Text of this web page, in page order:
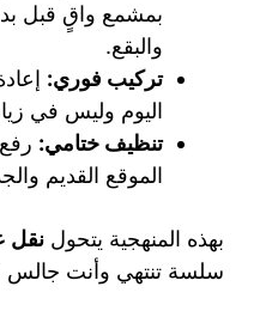
بمشمع واقٍ قبل
والبقع.
تركيب فوري:
اليوم وليس في
تنظيف ختامي:
الموقع القديم
بهذه المنهجية يتحول نقل
سلسة تنتهي وأنت جالس